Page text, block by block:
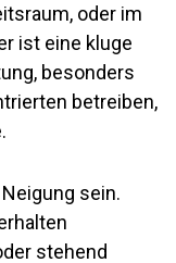
oder im
ist eine kluge
besonders
betreiben,
sein.
stehend